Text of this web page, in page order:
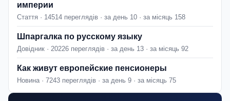
империи
Стаття · 14514 переглядів · за день 10 · за місяць 158
Шпаргалка по русскому языку
Довідник · 20226 переглядів · за день 13 · за місяць 92
Как живут европейские пенсионеры
Новина · 7243 переглядів · за день 9 · за місяць 75